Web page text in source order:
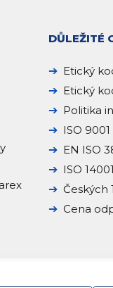
DŮLEŽITÉ
Etický
Etický
Politika
ISO 9001
EN ISO
ISO
Českých
Cena